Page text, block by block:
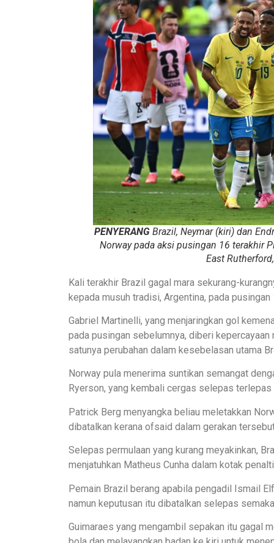
PENYERANGBrazil, Neymar (kiri) dan
Norway pada aksi pusingan 16 terakhir
East
Kali terakhir Brazil gagal mara sekurang-
kepada musuh tradisi, Argentina, pada pusingan
Gabriel Martinelli, yang menjaringkan gol
pada pusingan sebelumnya, diberi
satunya perubahan dalam kesebelasan utama
Norway pula menerima suntikan semangat
Ryerson, yang kembali cergas selepas
Patrick Berg menyangka beliau meletakkan
dibatalkan kerana ofsaid dalam gerakan
Selepas permulaan yang kurang meyakinkan,
menjatuhkan Matheus Cunha dalam kotak
Pemain Brazil berang apabila pengadil Ismail
namun keputusan itu dibatalkan selepas
Guimaraes yang mengambil sepakan itu gagal